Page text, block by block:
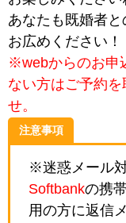
あなたも既婚者
お広めください！
※webからのお申
ない方はご予約
せ。
注意事項
※迷惑メール
Softbankの携
用の方に返信